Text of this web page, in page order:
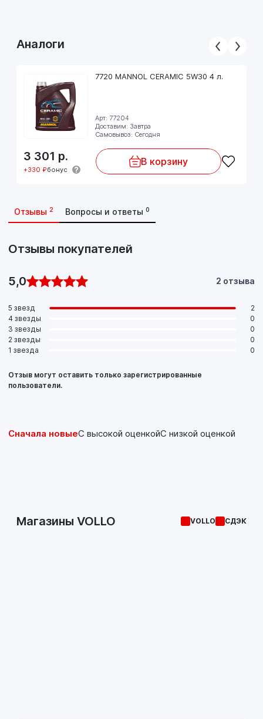
Аналоги
7720 MANNOL CERAMIC 5W30 4 л.
Арт: 77204
Доставим: Завтра
Самовывоз: Сегодня
3 301 р.
+330 ₽бонус
В корзину
Отзывы 2 Вопросы и ответы 0
Отзывы покупателей
5,0 2 отзыва
5 звезд
2
4 звезды
0
3 звезды
0
2 звезды
0
1 звезда
0
Отзыв могут оставить только зарегистрированные
пользователи.
Сначала новыеС высокой оценкойС низкой оценкой
Магазины VOLLO VOLLO СДЭК